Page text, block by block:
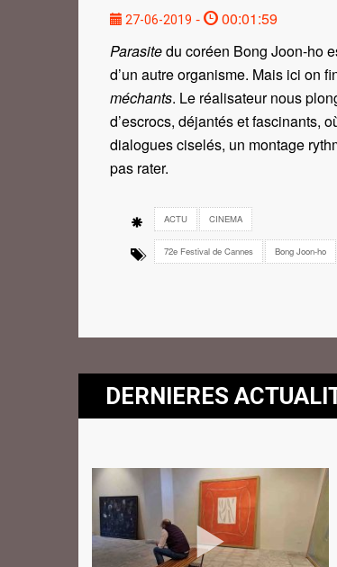
27-06-2019 -
00:01:59
Parasitedu coréen Bong Joon-ho
d’un autre organisme. Mais ici on
méchants. Le réalisateur nous
d’escrocs, déjantés et fascinants,
dialogues ciselés, un montage
pas rater.
ACTU CINEMA
72e Festival de Cannes Bong Joon-ho
DERNIERES